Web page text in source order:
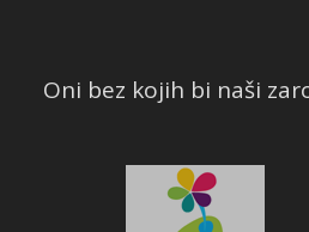
Oni bez kojih bi naši